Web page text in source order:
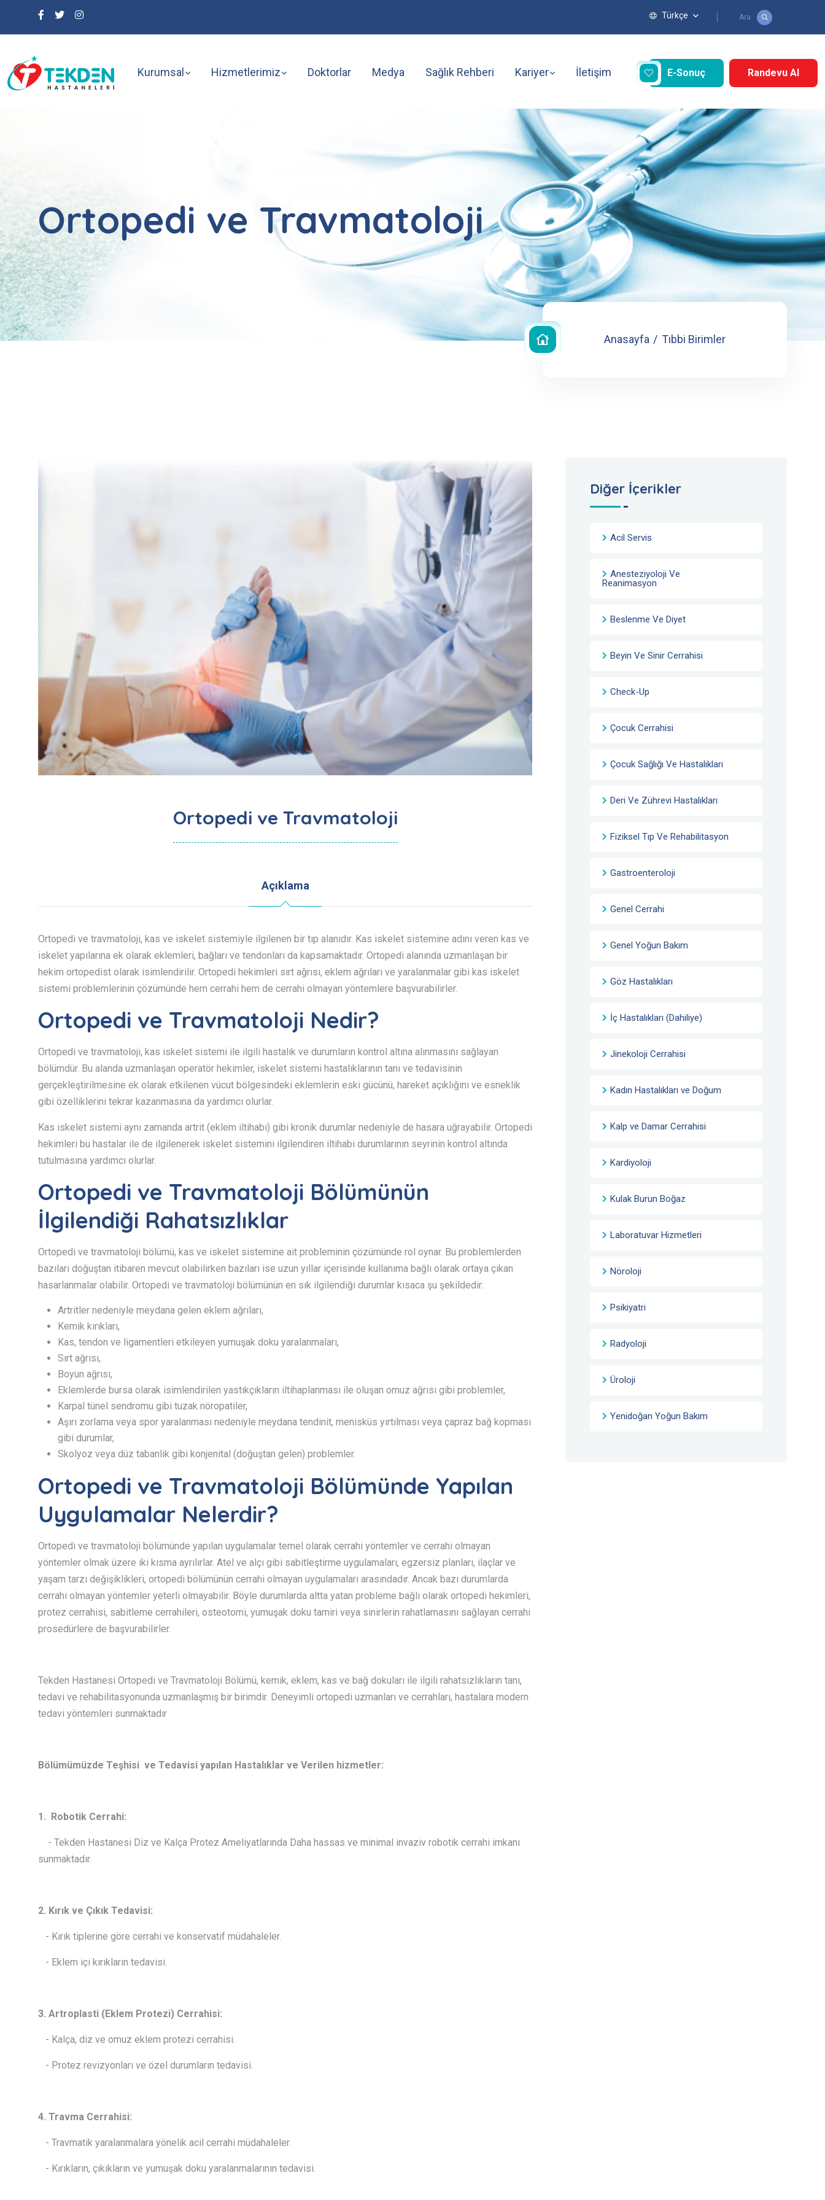
Türkçe Ara
Kurumsal Hizmetlerimiz Doktorlar Medya Sağlık Rehberi Kariyer İletişim E-Sonuç Randevu Al
Ortopedi ve Travmatoloji
Anasayfa Tıbbi Birimler
Ortopedi ve Travmatoloji
Açıklama
Ortopedi ve travmatoloji, kas ve iskelet sistemiyle ilgilenen bir tıp alanıdır. Kas iskelet sistemine adını veren kas ve
iskelet yapılarına ek olarak eklemleri, bağları ve tendonları da kapsamaktadır. Ortopedi alanında uzmanlaşan bir
hekim ortopedist olarak isimlendirilir. Ortopedi hekimleri sırt ağrısı, eklem ağrıları ve yaralanmalar gibi kas iskelet
sistemi problemlerinin çözümünde hem cerrahi hem de cerrahi olmayan yöntemlere başvurabilirler.
Ortopedi ve Travmatoloji Nedir?
Ortopedi ve travmatoloji, kas iskelet sistemi ile ilgili hastalık ve durumların kontrol altına alınmasını sağlayan
bölümdür. Bu alanda uzmanlaşan operatör hekimler, iskelet sistemi hastalıklarının tanı ve tedavisinin
gerçekleştirilmesine ek olarak etkilenen vücut bölgesindeki eklemlerin eski gücünü, hareket açıklığını ve esneklik
gibi özelliklerini tekrar kazanmasına da yardımcı olurlar.
Kas iskelet sistemi aynı zamanda artrit (eklem iltihabı) gibi kronik durumlar nedeniyle de hasara uğrayabilir. Ortopedi
hekimleri bu hastalar ile de ilgilenerek iskelet sistemini ilgilendiren iltihabi durumlarının seyrinin kontrol altında
tutulmasına yardımcı olurlar.
Ortopedi ve Travmatoloji Bölümünün
İlgilendiği Rahatsızlıklar
Ortopedi ve travmatoloji bölümü, kas ve iskelet sistemine ait probleminin çözümünde rol oynar. Bu problemlerden
bazıları doğuştan itibaren mevcut olabilirken bazıları ise uzun yıllar içerisinde kullanıma bağlı olarak ortaya çıkan
hasarlanmalar olabilir. Ortopedi ve travmatoloji bölümünün en sık ilgilendiği durumlar kısaca şu şekildedir:
Artritler nedeniyle meydana gelen eklem ağrıları,
Kemik kırıkları,
Kas, tendon ve ligamentleri etkileyen yumuşak doku yaralanmaları,
Sırt ağrısı,
Boyun ağrısı,
Eklemlerde bursa olarak isimlendirilen yastıkçıkların iltihaplanması ile oluşan omuz ağrısı gibi problemler,
Karpal tünel sendromu gibi tuzak nöropatiler,
Aşırı zorlama veya spor yaralanması nedeniyle meydana tendinit, menisküs yırtılması veya çapraz bağ kopması
gibi durumlar,
Skolyoz veya düz tabanlık gibi konjenital (doğuştan gelen) problemler.
Ortopedi ve Travmatoloji Bölümünde Yapılan
Uygulamalar Nelerdir?
Ortopedi ve travmatoloji bölümünde yapılan uygulamalar temel olarak cerrahi yöntemler ve cerrahi olmayan
yöntemler olmak üzere iki kısma ayrılırlar. Atel ve alçı gibi sabitleştirme uygulamaları, egzersiz planları, ilaçlar ve
yaşam tarzı değişiklikleri, ortopedi bölümünün cerrahi olmayan uygulamaları arasındadır. Ancak bazı durumlarda
cerrahi olmayan yöntemler yeterli olmayabilir. Böyle durumlarda altta yatan probleme bağlı olarak ortopedi hekimleri,
protez cerrahisi, sabitleme cerrahileri, osteotomi, yumuşak doku tamiri veya sinirlerin rahatlamasını sağlayan cerrahi
prosedürlere de başvurabilirler.
Tekden Hastanesi Ortopedi ve Travmatoloji Bölümü, kemik, eklem, kas ve bağ dokuları ile ilgili rahatsızlıkların tanı,
tedavi ve rehabilitasyonunda uzmanlaşmış bir birimdir. Deneyimli ortopedi uzmanları ve cerrahları, hastalara modern
tedavi yöntemleri sunmaktadır
Bölümümüzde Teşhisi ve Tedavisi yapılan Hastalıklar ve Verilen hizmetler:
1. Robotik Cerrahi:
- Tekden Hastanesi Diz ve Kalça Protez Ameliyatlarında Daha hassas ve minimal invaziv robotik cerrahi imkanı
sunmaktadır.
2. Kırık ve Çıkık Tedavisi:
- Kırık tiplerine göre cerrahi ve konservatif müdahaleler.
- Eklem içi kırıkların tedavisi.
3. Artroplasti (Eklem Protezi) Cerrahisi:
- Kalça, diz ve omuz eklem protezi cerrahisi.
- Protez revizyonları ve özel durumların tedavisi.
4. Travma Cerrahisi:
- Travmatik yaralanmalara yönelik acil cerrahi müdahaleler.
- Kırıkların, çıkıkların ve yumuşak doku yaralanmalarının tedavisi.
Diğer İçerikler
Acil Servis
Anesteziyoloji Ve
Reanimasyon
Beslenme Ve Diyet
Beyin Ve Sinir Cerrahisi
Check-Up
Çocuk Cerrahisi
Çocuk Sağlığı Ve Hastalıkları
Deri Ve Zührevi Hastalıkları
Fiziksel Tıp Ve Rehabilitasyon
Gastroenteroloji
Genel Cerrahi
Genel Yoğun Bakım
Göz Hastalıkları
İç Hastalıkları (Dahiliye)
Jinekoloji Cerrahisi
Kadın Hastalıkları ve Doğum
Kalp ve Damar Cerrahisi
Kardiyoloji
Kulak Burun Boğaz
Laboratuvar Hizmetleri
Nöroloji
Psikiyatri
Radyoloji
Üroloji
Yenidoğan Yoğun Bakım